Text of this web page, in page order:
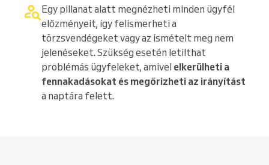
Egy pillanat alatt megnézheti minden ügyfél
előzményeit, így felismerheti a
törzsvendégeket vagy az ismételt meg nem
jelenéseket. Szükség esetén letilthat
problémás ügyfeleket, amivel elkerülheti a
fennakadásokat és megőrizheti az irányítást
a naptára felett.